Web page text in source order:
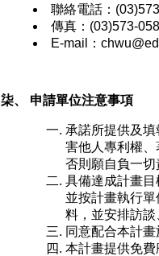
聯絡電話：
傳真：(03)573-
E-mail：
柒、 申請單位注意事項
承諾所提供及
害他人專利權、
否則願自負一切
具備達成計畫目
並按計畫執行
料，並安排訪談
同意配合本計
本計畫提供免